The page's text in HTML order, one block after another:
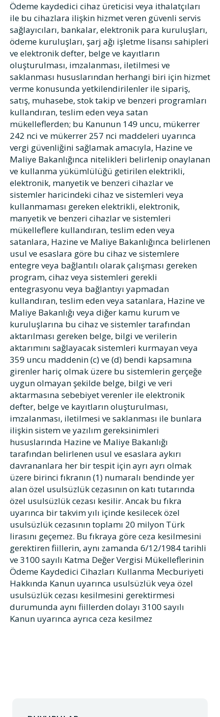
Ödeme kaydedici cihaz üreticisi veya ithalatçıları
ile bu cihazlara ilişkin hizmet veren güvenli servis
sağlayıcıları, bankalar, elektronik para kuruluşları,
ödeme kuruluşları, şarj ağı işletme lisansı sahipleri
ve elektronik defter, belge ve kayıtların
oluşturulması, imzalanması, iletilmesi ve
saklanması hususlarından herhangi biri için hizmet
verme konusunda yetkilendirilenler ile sipariş,
satış, muhasebe, stok takip ve benzeri programları
kullandıran, teslim eden veya satan
mükelleflerden; bu Kanunun 149 uncu, mükerrer
242 nci ve mükerrer 257 nci maddeleri uyarınca
vergi güvenliğini sağlamak amacıyla, Hazine ve
Maliye Bakanlığınca nitelikleri belirlenip onaylanan
ve kullanma yükümlülüğü getirilen elektrikli,
elektronik, manyetik ve benzeri cihazlar ve
sistemler haricindeki cihaz ve sistemleri veya
kullanmaması gereken elektrikli, elektronik,
manyetik ve benzeri cihazlar ve sistemleri
mükelleflere kullandıran, teslim eden veya
satanlara, Hazine ve Maliye Bakanlığınca belirlenen
usul ve esaslara göre bu cihaz ve sistemlere
entegre veya bağlantılı olarak çalışması gereken
program, cihaz veya sistemleri gerekli
entegrasyonu veya bağlantıyı yapmadan
kullandıran, teslim eden veya satanlara, Hazine ve
Maliye Bakanlığı veya diğer kamu kurum ve
kuruluşlarına bu cihaz ve sistemler tarafından
aktarılması gereken belge, bilgi ve verilerin
aktarımını sağlayacak sistemleri kurmayan veya
359 uncu maddenin (c) ve (d) bendi kapsamına
girenler hariç olmak üzere bu sistemlerin gerçeğe
uygun olmayan şekilde belge, bilgi ve veri
aktarmasına sebebiyet verenler ile elektronik
defter, belge ve kayıtların oluşturulması,
imzalanması, iletilmesi ve saklanması ile bunlara
ilişkin sistem ve yazılım gereksinimleri
hususlarında Hazine ve Maliye Bakanlığı
tarafından belirlenen usul ve esaslara aykırı
davrananlara her bir tespit için ayrı ayrı olmak
üzere birinci fıkranın (1) numaralı bendinde yer
alan özel usulsüzlük cezasının on katı tutarında
özel usulsüzlük cezası kesilir. Ancak bu fıkra
uyarınca bir takvim yılı içinde kesilecek özel
usulsüzlük cezasının toplamı 20 milyon Türk
lirasını geçemez. Bu fıkraya göre ceza kesilmesini
gerektiren fiillerin, aynı zamanda 6/12/1984 tarihli
ve 3100 sayılı Katma Değer Vergisi Mükelleflerinin
Ödeme Kaydedici Cihazları Kullanma Mecburiyeti
Hakkında Kanun uyarınca usulsüzlük veya özel
usulsüzlük cezası kesilmesini gerektirmesi
durumunda aynı fiillerden dolayı 3100 sayılı
Kanun uyarınca ayrıca ceza kesilmez